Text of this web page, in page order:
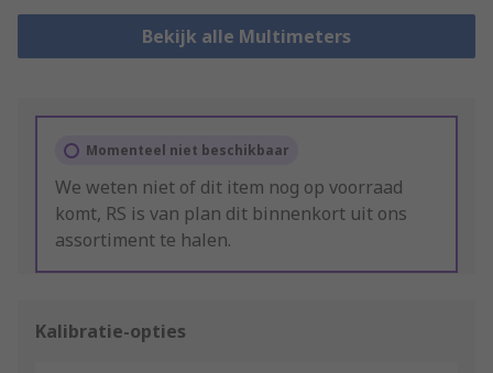
Bekijk alle Multimeters
Momenteel niet beschikbaar
We weten niet of dit item nog op voorraad
komt, RS is van plan dit binnenkort uit ons
assortiment te halen.
Kalibratie-opties